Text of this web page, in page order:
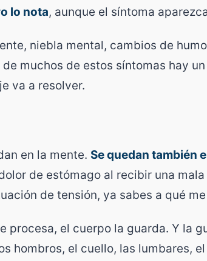
lo nota, aunque el síntoma
niebla mental, cambios de
muchos de estos síntomas hay
va a resolver.
en la mente. Se quedan también
de estómago al recibir una
de tensión, ya sabes a qué
procesa, el cuerpo la guarda. Y la
hombros, el cuello, las lumbares,